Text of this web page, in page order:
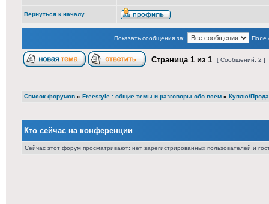
Вернуться к началу
Показать сообщения за: Поле
Страница 1 из 1 [ Сообщений: 2 ]
Список форумов » Freestyle : общие темы и разговоры обо всем » Куплю/
Кто сейчас на конференции
Сейчас этот форум просматривают: нет зарегистрированных пользователей и